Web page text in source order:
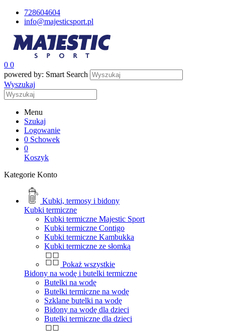
728604604
info@majesticsport.pl
0 0
powered by: Smart Search
Wyszukaj
Menu
Szukaj
Logowanie
0 Schowek
0
Koszyk
Kategorie Konto
Kubki, termosy i bidony
Kubki termiczne
Kubki termiczne Majestic Sport
Kubki termiczne Contigo
Kubki termiczne Kambukka
Kubki termiczne ze słomką
Pokaż wszystkie
Bidony na wodę i butelki termiczne
Butelki na wodę
Butelki termiczne na wodę
Szklane butelki na wodę
Bidony na wodę dla dzieci
Butelki termiczne dla dzieci